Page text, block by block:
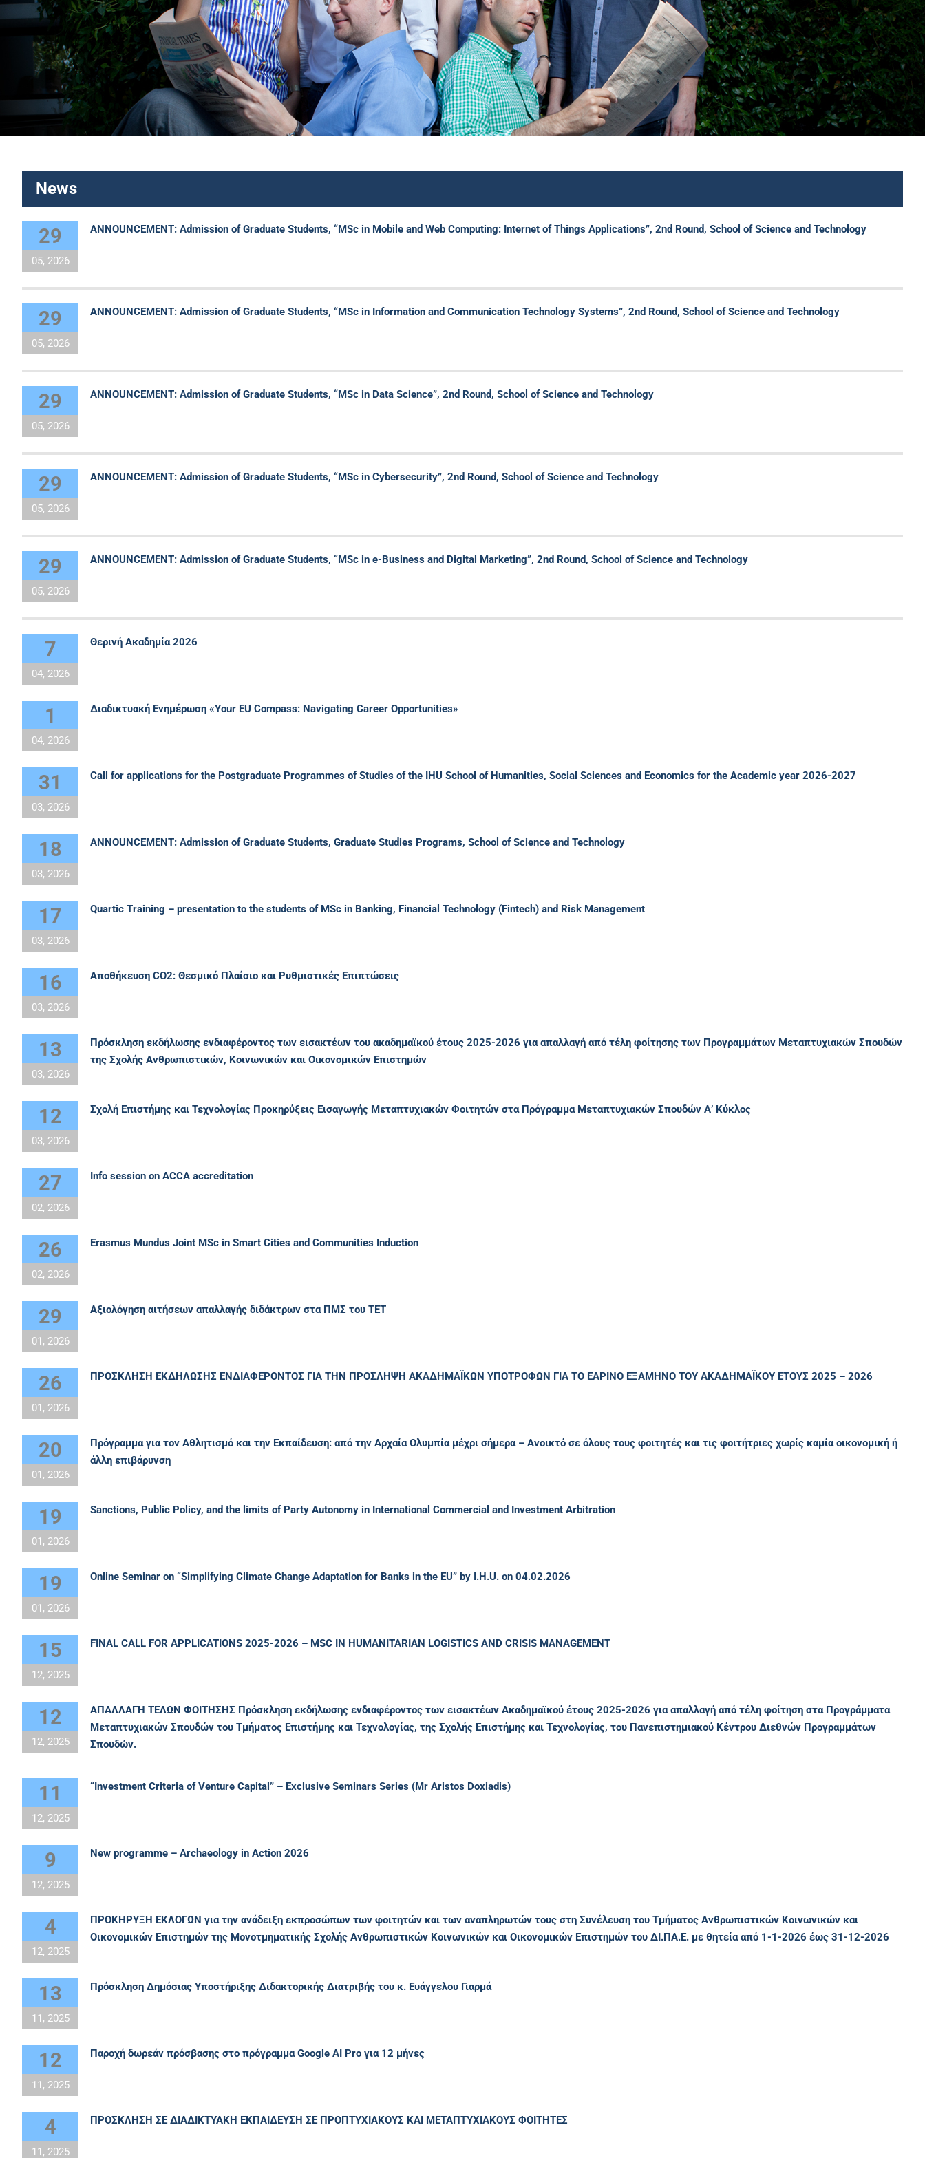
News
29
05, 2026
ANNOUNCEMENT: Admission of Graduate Students, “MSc in Mobile and Web Computing: Internet of Things Applications”, 2nd Round, School of Science and Technology
29
05, 2026
ANNOUNCEMENT: Admission of Graduate Students, “MSc in Information and Communication Technology Systems”, 2nd Round, School of Science and Technology
29
05, 2026
ANNOUNCEMENT: Admission of Graduate Students, “MSc in Data Science”, 2nd Round, School of Science and Technology
29
05, 2026
ANNOUNCEMENT: Admission of Graduate Students, “MSc in Cybersecurity”, 2nd Round, School of Science and Technology
29
05, 2026
ANNOUNCEMENT: Admission of Graduate Students, “MSc in e-Business and Digital Marketing”, 2nd Round, School of Science and Technology
7
04, 2026
Θερινή Ακαδημία 2026
1
04, 2026
Διαδικτυακή Ενημέρωση «Your EU Compass: Navigating Career Opportunities»
31
03, 2026
Call for applications for the Postgraduate Programmes of Studies of the IHU School of Humanities, Social Sciences and Economics for the Academic year 2026-2027
18
03, 2026
ANNOUNCEMENT: Admission of Graduate Students, Graduate Studies Programs, School of Science and Technology
17
03, 2026
Quartic Training – presentation to the students of MSc in Banking, Financial Technology (Fintech) and Risk Management
16
03, 2026
Αποθήκευση CO2: Θεσμικό Πλαίσιο και Ρυθμιστικές Επιπτώσεις
13
03, 2026
Πρόσκληση εκδήλωσης ενδιαφέροντος των εισακτέων του ακαδημαϊκού έτους 2025-2026 για απαλλαγή από τέλη φοίτησης των Προγραμμάτων Μεταπτυχιακών Σπουδών
της Σχολής Ανθρωπιστικών, Κοινωνικών και Οικονομικών Επιστημών
12
03, 2026
Σχολή Επιστήμης και Τεχνολογίας Προκηρύξεις Εισαγωγής Μεταπτυχιακών Φοιτητών στα Πρόγραμμα Μεταπτυχιακών Σπουδών Α’ Κύκλος
27
02, 2026
Info session on ACCA accreditation
26
02, 2026
Erasmus Mundus Joint MSc in Smart Cities and Communities Induction
29
01, 2026
Αξιολόγηση αιτήσεων απαλλαγής διδάκτρων στα ΠΜΣ του ΤΕΤ
26
01, 2026
ΠΡΟΣΚΛΗΣΗ ΕΚΔΗΛΩΣΗΣ ΕΝΔΙΑΦΕΡΟΝΤΟΣ ΓΙΑ ΤΗΝ ΠΡΟΣΛΗΨΗ ΑΚΑΔΗΜΑΪΚΩΝ ΥΠΟΤΡΟΦΩΝ ΓΙΑ ΤΟ ΕΑΡΙΝΟ ΕΞΑΜΗΝΟ ΤΟΥ ΑΚΑΔΗΜΑΪΚΟΥ ΕΤΟΥΣ 2025 – 2026
20
01, 2026
Πρόγραμμα για τον Αθλητισμό και την Εκπαίδευση: από την Αρχαία Ολυμπία μέχρι σήμερα – Ανοικτό σε όλους τους φοιτητές και τις φοιτήτριες χωρίς καμία οικονομική ή
άλλη επιβάρυνση
19
01, 2026
Sanctions, Public Policy, and the limits of Party Autonomy in International Commercial and Investment Arbitration
19
01, 2026
Online Seminar on “Simplifying Climate Change Adaptation for Banks in the EU” by I.H.U. on 04.02.2026
15
12, 2025
FINAL CALL FOR APPLICATIONS 2025-2026 – MSC IN HUMANITARIAN LOGISTICS AND CRISIS MANAGEMENT
12
12, 2025
ΑΠΑΛΛΑΓΗ ΤΕΛΩΝ ΦΟΙΤΗΣΗΣ Πρόσκληση εκδήλωσης ενδιαφέροντος των εισακτέων Ακαδημαϊκού έτους 2025-2026 για απαλλαγή από τέλη φοίτηση στα Προγράμματα
Μεταπτυχιακών Σπουδών του Τμήματος Επιστήμης και Τεχνολογίας, της Σχολής Επιστήμης και Τεχνολογίας, του Πανεπιστημιακού Κέντρου Διεθνών Προγραμμάτων
Σπουδών.
11
12, 2025
“Investment Criteria of Venture Capital” – Exclusive Seminars Series (Mr Aristos Doxiadis)
9
12, 2025
New programme – Archaeology in Action 2026
4
12, 2025
ΠΡΟΚΗΡΥΞΗ ΕΚΛΟΓΩΝ για την ανάδειξη εκπροσώπων των φοιτητών και των αναπληρωτών τους στη Συνέλευση του Τμήματος Ανθρωπιστικών Κοινωνικών και
Οικονομικών Επιστημών της Μονοτμηματικής Σχολής Ανθρωπιστικών Κοινωνικών και Οικονομικών Επιστημών του ΔΙ.ΠΑ.Ε. με θητεία από 1-1-2026 έως 31-12-2026
13
11, 2025
Πρόσκληση Δημόσιας Υποστήριξης Διδακτορικής Διατριβής του κ. Ευάγγελου Γιαρμά
12
11, 2025
Παροχή δωρεάν πρόσβασης στο πρόγραμμα Google AI Pro για 12 μήνες
4
11, 2025
ΠΡΟΣΚΛΗΣΗ ΣΕ ΔΙΑΔΙΚΤΥΑΚΗ ΕΚΠΑΙΔΕΥΣΗ ΣΕ ΠΡΟΠΤΥΧΙΑΚΟΥΣ ΚΑΙ ΜΕΤΑΠΤΥΧΙΑΚΟΥΣ ΦΟΙΤΗΤΕΣ